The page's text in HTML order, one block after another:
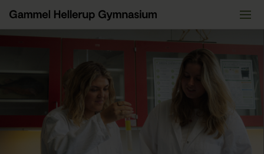
indhold